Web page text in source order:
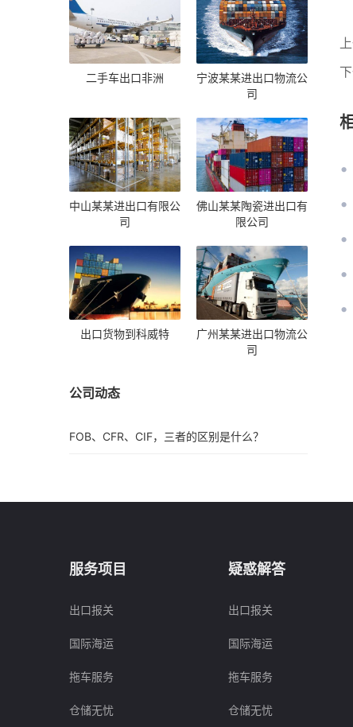
二手车出口非洲
宁波某某进出口物流公
司
中山某某进出口有限公
司
佛山某某陶瓷进出口有
限公司
出口货物到科威特
广州某某进出口物流公
司
公司动态
FOB、CFR、CIF，三者的区别是什么？
服务项目
出口报关
国际海运
拖车服务
仓储无忧
疑惑解答
出口报关
国际海运
拖车服务
仓储无忧